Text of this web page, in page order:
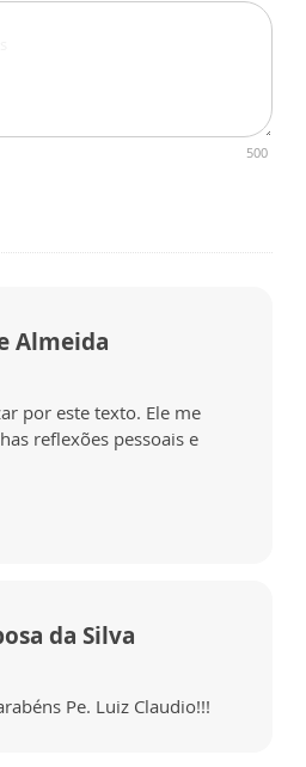
500
Almeida
por este texto. Ele me
reflexões pessoais e
da Silva
Pe. Luiz Claudio!!!